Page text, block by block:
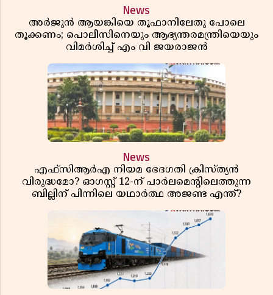
News
അർജുൻ ആയങ്കിയെ തൂഫാനിലേതു പോലെ
തൂക്കണം; പൊലീസിനെയും ആഭ്യന്തരമന്ത്രിയെയും
വിമർശിച്ച് എം വി ജയരാജൻ
News
എഫ്സിആർഎ നിയമ ഭേദഗതി ക്രിസ്ത്യൻ
വിരുദ്ധമോ? ഓഗസ്റ്റ് 12-ന് പാർലമെന്റിലെത്തുന്ന
ബില്ലിന് പിന്നിലെ യഥാർത്ഥ അജണ്ട എന്ത്?